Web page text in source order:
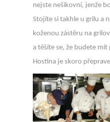
nejste nešikovní, jenže
Stojíte si takhle u grilu a
koženou zástěru na
a těšíte se, že budete
Hostina je skoro